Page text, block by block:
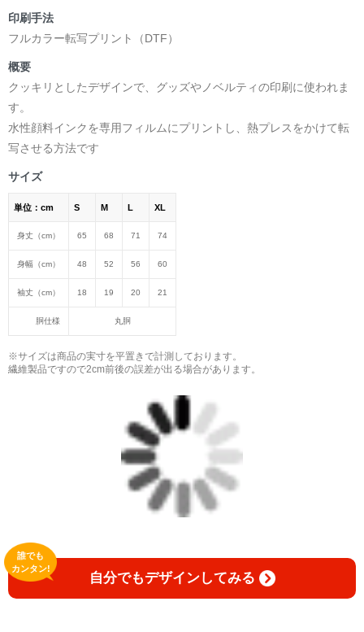
印刷手法
フルカラー転写プリント（DTF）
概要
クッキリとしたデザインで、グッズやノベルティの印刷に使われま
す。
水性顔料インクを専用フィルムにプリントし、熱プレスをかけて転
写させる方法です
サイズ
単位：cm S M L XL
身丈（cm） 65 68 71 74
身幅（cm） 48 52 56 60
袖丈（cm） 18 19 20 21
胴仕様 丸胴
※サイズは商品の実寸を平置きで計測しております。
繊維製品ですので2cm前後の誤差が出る場合があります。
自分でもデザインしてみる
誰でも
カンタン!